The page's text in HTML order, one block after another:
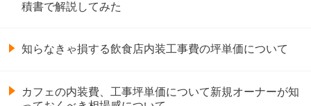
積書で解説してみた
知らなきゃ損する飲食店内装工事費の坪単価について
カフェの内装費、工事坪単価について新規オーナーが知